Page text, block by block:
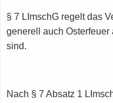
§ 7 LImschG regelt das
generell auch
sind.
Nach § 7 Absatz 1